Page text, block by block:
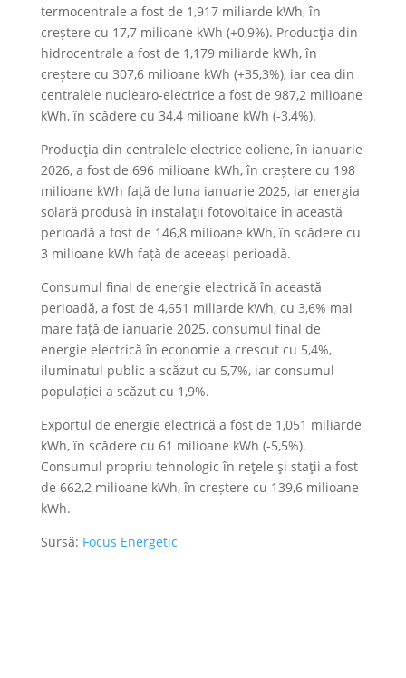
termocentrale a fost de 1,917 miliarde kWh, în
creștere cu 17,7 milioane kWh (+0,9%). Producţia din
hidrocentrale a fost de 1,179 miliarde kWh, în
creștere cu 307,6 milioane kWh (+35,3%), iar cea din
centralele nuclearo-electrice a fost de 987,2 milioane
kWh, în scădere cu 34,4 milioane kWh (-3,4%).
Producţia din centralele electrice eoliene, în ianuarie
2026, a fost de 696 milioane kWh, în creștere cu 198
milioane kWh față de luna ianuarie 2025, iar energia
solară produsă în instalaţii fotovoltaice în această
perioadă a fost de 146,8 milioane kWh, în scădere cu
3 milioane kWh față de aceeași perioadă.
Consumul final de energie electrică în această
perioadă, a fost de 4,651 miliarde kWh, cu 3,6% mai
mare față de ianuarie 2025, consumul final de
energie electrică în economie a crescut cu 5,4%,
iluminatul public a scăzut cu 5,7%, iar consumul
populației a scăzut cu 1,9%.
Exportul de energie electrică a fost de 1,051 miliarde
kWh, în scădere cu 61 milioane kWh (-5,5%).
Consumul propriu tehnologic în reţele şi staţii a fost
de 662,2 milioane kWh, în creștere cu 139,6 milioane
kWh.
Sursă: Focus Energetic